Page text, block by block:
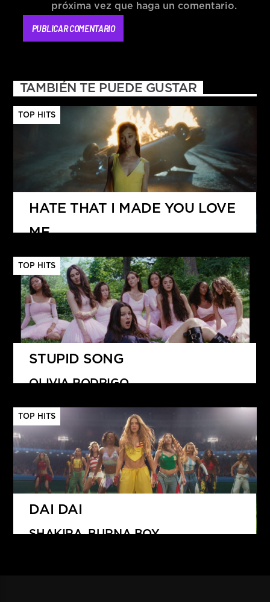
próxima vez que haga un comentario.
TAMBIÉN TE PUEDE GUSTAR
TOP HITS
HATE THAT I MADE YOU LOVE
ME
ARIANA GRANDE
TOP HITS
STUPID SONG
OLIVIA RODRIGO
TOP HITS
DAI DAI
SHAKIRA, BURNA BOY